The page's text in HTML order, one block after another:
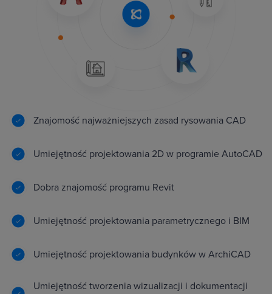
Znajomość najważniejszych zasad rysowania CAD
Umiejętność projektowania 2D w programie AutoCAD
Dobra znajomość programu Revit
Umiejętność projektowania parametrycznego i BIM
Umiejętność projektowania budynków w ArchiCAD
Umiejętność tworzenia wizualizacji i dokumentacji